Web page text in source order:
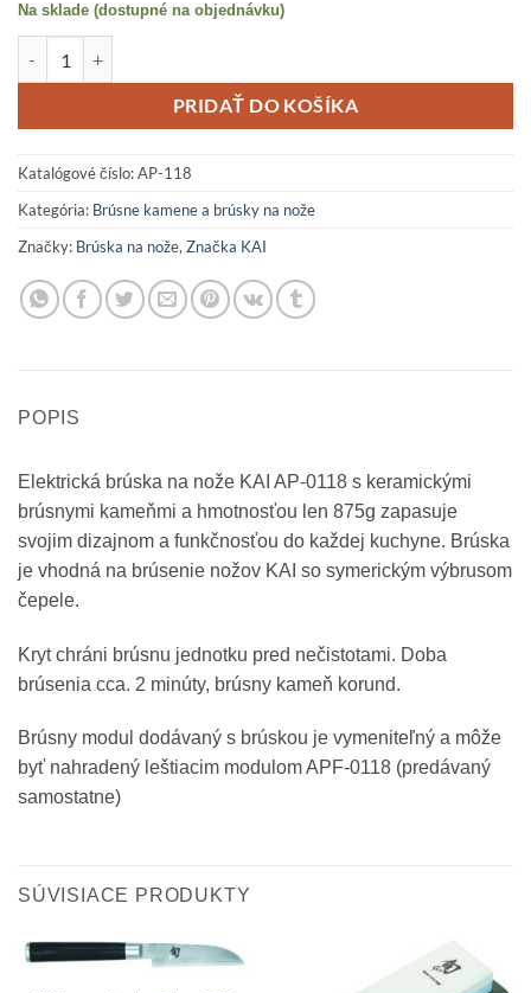
Na sklade (dostupné na objednávku)
PRIDAŤ DO KOŠÍKA
Katalógové číslo:AP-118
Kategória: Brúsne kamene a brúsky na nože
Značky: Brúska na nože, Značka KAI
POPIS
Elektrická brúska na nože KAI AP-0118 s keramickými
brúsnymi kameňmi a hmotnosťou len 875g zapasuje
svojim dizajnom a funkčnosťou do každej kuchyne. Brúska
je vhodná na brúsenie nožov KAI so symerickým výbrusom
čepele.
Kryt chráni brúsnu jednotku pred nečistotami. Doba
brúsenia cca. 2 minúty, brúsny kameň korund.
Brúsny modul dodávaný s brúskou je vymeniteľný a môže
byť nahradený leštiacim modulom APF-0118 (predávaný
samostatne)
SÚVISIACE PRODUKTY